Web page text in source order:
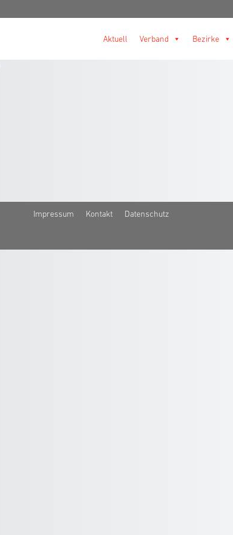
Aktuell Verband Bezirke
Impressum Kontakt Datenschutz